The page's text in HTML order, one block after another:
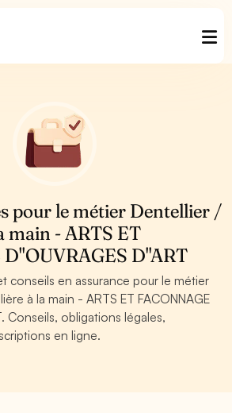
pour le métier Dentellier /
main - ARTS ET
D''ART
conseils en assurance pour le métier
à la main - ARTS ET FACONNAGE
Conseils, obligations légales,
en ligne.